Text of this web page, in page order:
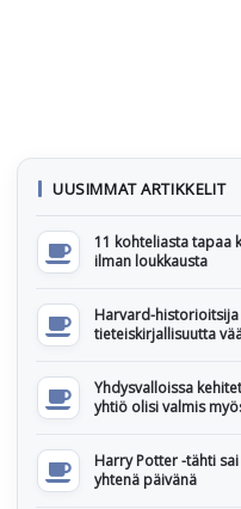
UUSIMMAT ARTIKKELIT
11 kohteliasta tapaa
ilman loukkausta
Harvard-
tieteiskirjallisuutta
Yhdysvalloissa
yhtiö olisi valmis
Harry Potter -tähti
yhtenä päivänä